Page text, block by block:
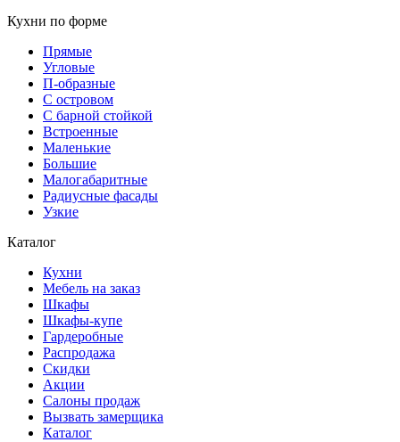
Кухни по форме
Прямые
Угловые
П-образные
С островом
С барной стойкой
Встроенные
Маленькие
Большие
Малогабаритные
Радиусные фасады
Узкие
Каталог
Кухни
Мебель на заказ
Шкафы
Шкафы-купе
Гардеробные
Распродажа
Скидки
Акции
Салоны продаж
Вызвать замерщика
Каталог